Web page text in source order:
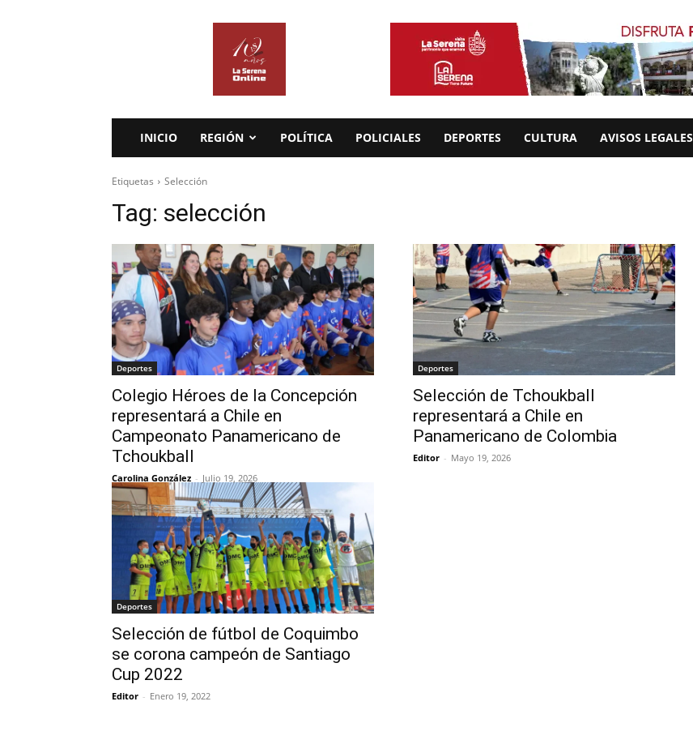
INICIO REGIÓN POLÍTICA POLICIALES DEPORTES CULTURA AVISOS LEGALES
Etiquetas Selección
Tag: selección
Deportes
Colegio Héroes de la Concepción
representará a Chile en
Campeonato Panamericano de
Tchoukball
Carolina González - Julio 19, 2026
Deportes
Selección de Tchoukball
representará a Chile en
Panamericano de Colombia
Editor - Mayo 19, 2026
Deportes
Selección de fútbol de Coquimbo
se corona campeón de Santiago
Cup 2022
Editor - Enero 19, 2022